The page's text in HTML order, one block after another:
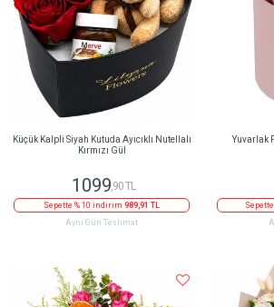
Küçük Kalpli Siyah Kutuda Ayıcıklı Nutellalı
Kırmızı Gül
1099,90 TL
Sepette % 10 indirim 989,91 TL
Aynı Gün Teslimat
Yuvarlak